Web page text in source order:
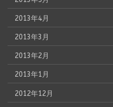
2013年4月
2013年3月
2013年2月
2013年1月
2012年12月